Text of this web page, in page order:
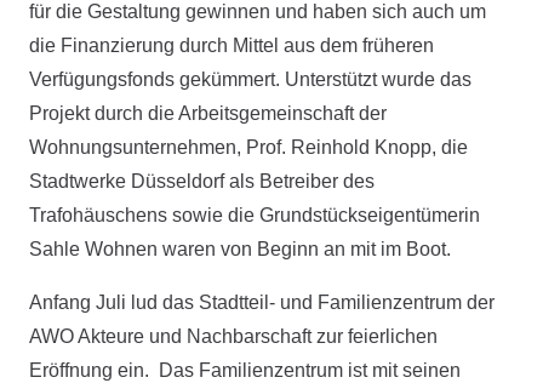
für die Gestaltung gewinnen und haben sich auch um
die Finanzierung durch Mittel aus dem früheren
Verfügungsfonds gekümmert. Unterstützt wurde das
Projekt durch die Arbeitsgemeinschaft der
Wohnungsunternehmen, Prof. Reinhold Knopp, die
Stadtwerke Düsseldorf als Betreiber des
Trafohäuschens sowie die Grundstückseigentümerin
Sahle Wohnen waren von Beginn an mit im Boot.
Anfang Juli lud das Stadtteil- und Familienzentrum der
AWO Akteure und Nachbarschaft zur feierlichen
Eröffnung ein. Das Familienzentrum ist mit seinen